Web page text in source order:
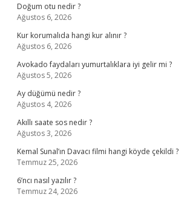
Doğum otu nedir ?
Ağustos 6, 2026
Kur korumalıda hangi kur alınır ?
Ağustos 6, 2026
Avokado faydaları yumurtalıklara iyi gelir mi ?
Ağustos 5, 2026
Ay düğümü nedir ?
Ağustos 4, 2026
Akıllı saate sos nedir ?
Ağustos 3, 2026
Kemal Sunal’ın Davacı filmi hangi köyde çekildi ?
Temmuz 25, 2026
6’ncı nasıl yazılır ?
Temmuz 24, 2026